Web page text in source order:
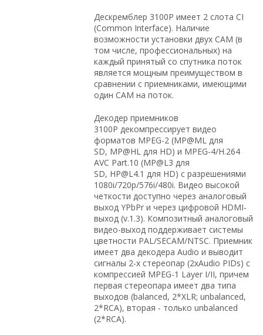
Дескремблер 3100P имеет 2 слота CI
(Common Interface). Наличие
возможности установки двух CAM (в
том числе, профессиональных) на
каждый принятый со спутника поток
является мощным преимуществом в
сравнении с приемниками, имеющими
один CAM на поток.
Декодер приемников
3100P декомпрессирует видео
форматов MPEG-2 (MP@ML для
SD, MP@HL для HD) и MPEG-4/H.264
AVC Part.10 (MP@L3 для
SD, HP@L4.1 для HD) с разрешениями
1080i/720p/576i/480i. Видео высокой
четкости доступно через аналоговый
выход YPbPr и через цифровой HDMI-
выход (v.1.3). Композитный аналоговый
видео-выход поддерживает системы
цветности PAL/SECAM/NTSC. Приемник
имеет два декодера Audio и выводит
сигналы 2-х стереопар (2xAudio PIDs) с
компрессией MPEG-1 Layer I/II, причем
первая стереопара имеет два типа
выходов (balanced, 2*XLR; unbalanced,
2*RCA), вторая - только unbalanced
(2*RCA).